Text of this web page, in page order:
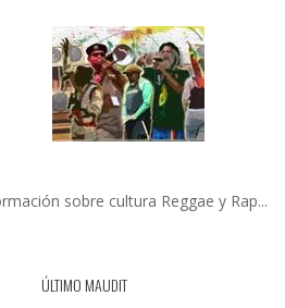
sobre cultura Reggae y Rap...
ÚLTIMO MAUDIT